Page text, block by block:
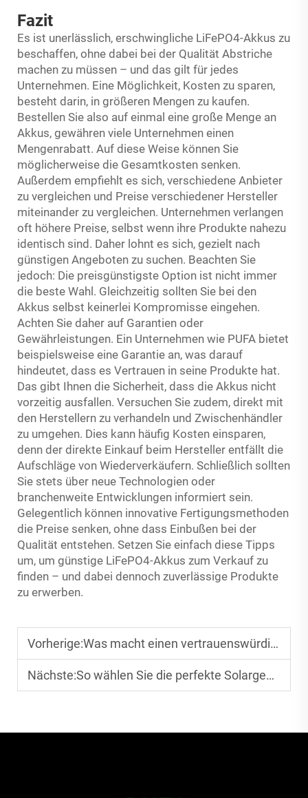
Fazit
Es ist unerlässlich, erschwingliche LiFePO4-Akkus zu
beschaffen, ohne dabei bei der Qualität Abstriche
machen zu müssen – und das gilt für jedes
Unternehmen. Eine Möglichkeit, Kosten zu sparen,
besteht darin, in größeren Mengen zu kaufen.
Bestellen Sie also auf einmal eine große Menge an
Akkus, gewähren viele Unternehmen einen
Mengenrabatt. Auf diese Weise können Sie
möglicherweise die Gesamtkosten senken.
Außerdem empfiehlt es sich, verschiedene Anbieter
zu vergleichen und Preise verschiedener Hersteller
miteinander zu vergleichen. Unternehmen verlangen
oft höhere Preise, selbst wenn ihre Produkte nahezu
identisch sind. Daher lohnt es sich, gezielt nach
günstigen Angeboten zu suchen. Beachten Sie
jedoch: Die preisgünstigste Option ist nicht immer
die beste Wahl. Gleichzeitig sollten Sie bei den
Akkus selbst keinerlei Kompromisse eingehen.
Achten Sie daher auf Garantien oder
Gewährleistungen. Ein Unternehmen wie PUFA bietet
beispielsweise eine Garantie an, was darauf
hindeutet, dass es Vertrauen in seine Produkte hat.
Das gibt Ihnen die Sicherheit, dass die Akkus nicht
vorzeitig ausfallen. Versuchen Sie zudem, direkt mit
den Herstellern zu verhandeln und Zwischenhändler
zu umgehen. Dies kann häufig Kosten einsparen,
denn der direkte Einkauf beim Hersteller entfällt die
Aufschläge von Wiederverkäufern. Schließlich sollten
Sie stets über neue Technologien oder
branchenweite Entwicklungen informiert sein.
Gelegentlich können innovative Fertigungsmethoden
die Preise senken, ohne dass Einbußen bei der
Qualität entstehen. Setzen Sie einfach diese Tipps
um, um günstige LiFePO4-Akkus zum Verkauf zu
finden – und dabei dennoch zuverlässige Produkte
zu erwerben.
Vorherige:Was macht einen vertrauenswürdigen Hersteller von Energiespeichersystemen aus
Nächste:So wählen Sie die perfekte Solargenerator-Leistung für Ihre Geschäftsanforderungen aus